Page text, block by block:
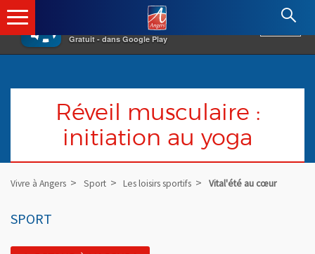
×
Gratuit - dans Google Play
Angers.fr : Retour à l'accueil
Réveil musculaire :
initiation au yoga
Vivre à Angers Sport Les loisirs sportifs Vital'été au cœur
SPORT